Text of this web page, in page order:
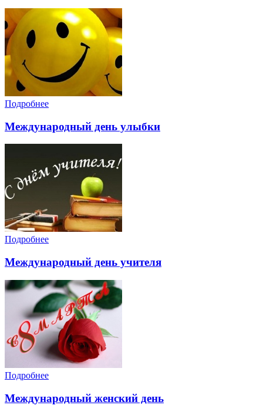
Подробнее
Международный день улыбки
Подробнее
Международный день учителя
Подробнее
Международный женский день